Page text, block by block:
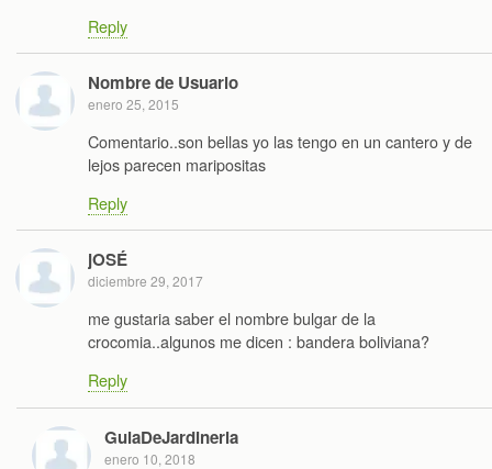
Reply
Nombre de Usuario
enero 25, 2015
Comentario..son bellas yo las tengo en un cantero y de
lejos parecen maripositas
Reply
jOSÉ
diciembre 29, 2017
me gustaria saber el nombre bulgar de la
crocomia..algunos me dicen : bandera boliviana?
Reply
GuiaDeJardineria
enero 10, 2018